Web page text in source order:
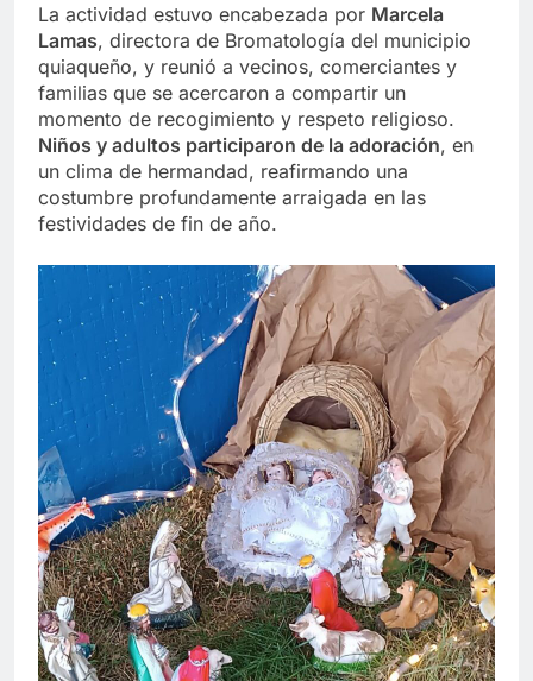
La actividad estuvo encabezada por Marcela
Lamas, directora de Bromatología del municipio
quiaqueño, y reunió a vecinos, comerciantes y
familias que se acercaron a compartir un
momento de recogimiento y respeto religioso.
Niños y adultos participaron de la adoración, en
un clima de hermandad, reafirmando una
costumbre profundamente arraigada en las
festividades de fin de año.